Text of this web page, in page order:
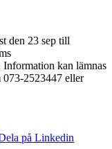
den 23 sep till
Information kan lämnas
2523447 eller
på Linkedin